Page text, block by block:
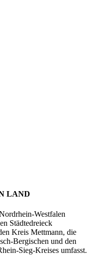
LAND
Westfalen
Städtedreieck
Kreis Mettmann, die
Bergischen und den
Sieg-Kreises umfasst.